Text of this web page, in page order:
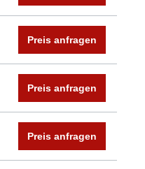
Preis anfragen
Preis anfragen
Preis anfragen